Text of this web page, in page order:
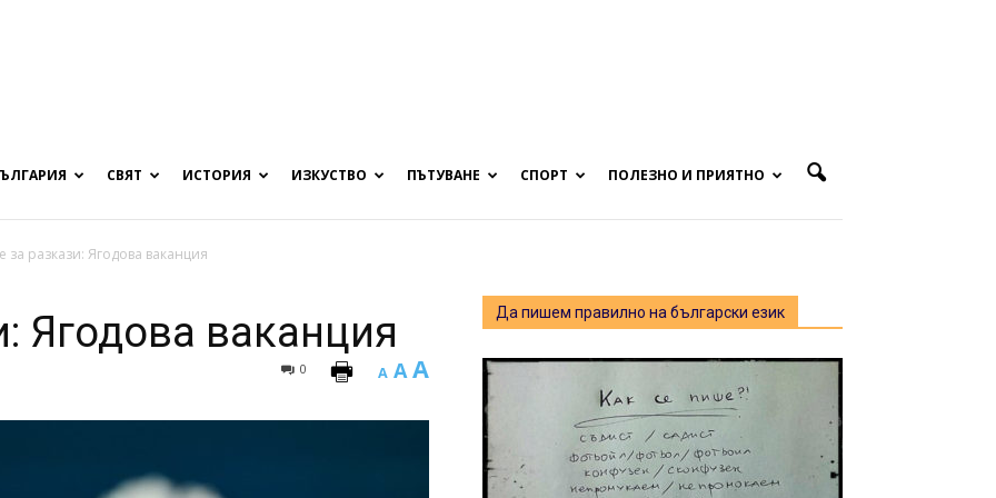
СВЯТ ИСТОРИЯ ИЗКУСТВО ПЪТУВАНЕ СПОРТ ПОЛЕЗНО И ПРИЯТНО
за разкази: Ягодова ваканция
Ягодова ваканция
A A A
0
Да пишем правилно на български език